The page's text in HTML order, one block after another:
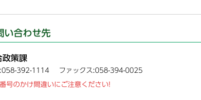
い合わせ先
政策課
392-1114 ファックス:058-394-0025
号のかけ間違いにご注意ください!